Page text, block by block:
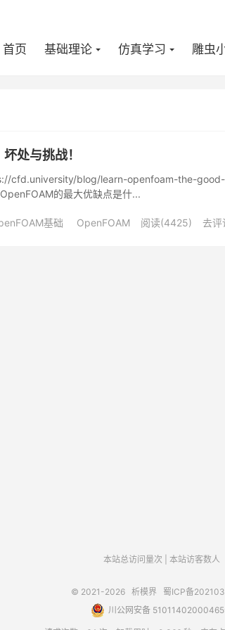
首页 基础理论 仿真学习 雕虫
处与挑战！
cfd.university/blog/learn-openfoam-the-
的最大优缺点是什...
基础 OpenFOAM 阅读(4425) 去评
本站总访问量次 本站访客数人
© 2021-2026 析模界
蜀ICP备
川公网安备 51011402000465